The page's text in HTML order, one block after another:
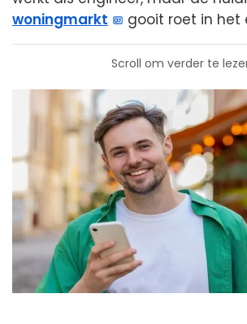
woningmarkt
gooit roet in het
Scroll om verder te